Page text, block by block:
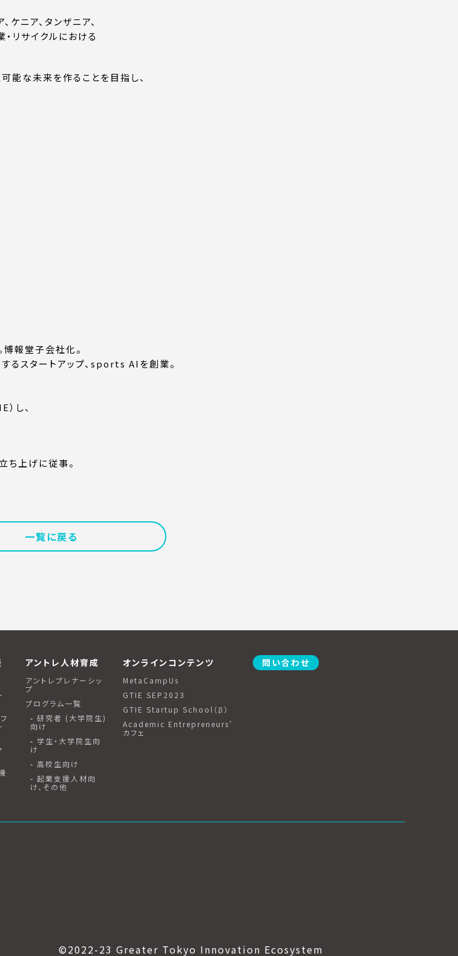
ケニア、タンザニア、
リサイクルにおける
能な未来を作ることを目指し、
博報堂子会社化。
スタートアップ、sports AIを創業。
し、
ち上げに従事。
一覧に戻る
アントレ人材育成
アントレプレナーシッ
プ
プログラム一覧
研究者 (大学院生)
向け
学生・大学院生向
け
高校生向け
起業支援人材向
け、その他
オンラインコンテンツ
MetaCampUs
GTIE SEP2023
GTIE Startup School（β）
Academic Entrepreneurs’
カフェ
問い合わせ
©2022-23 Greater Tokyo Innovation Ecosystem